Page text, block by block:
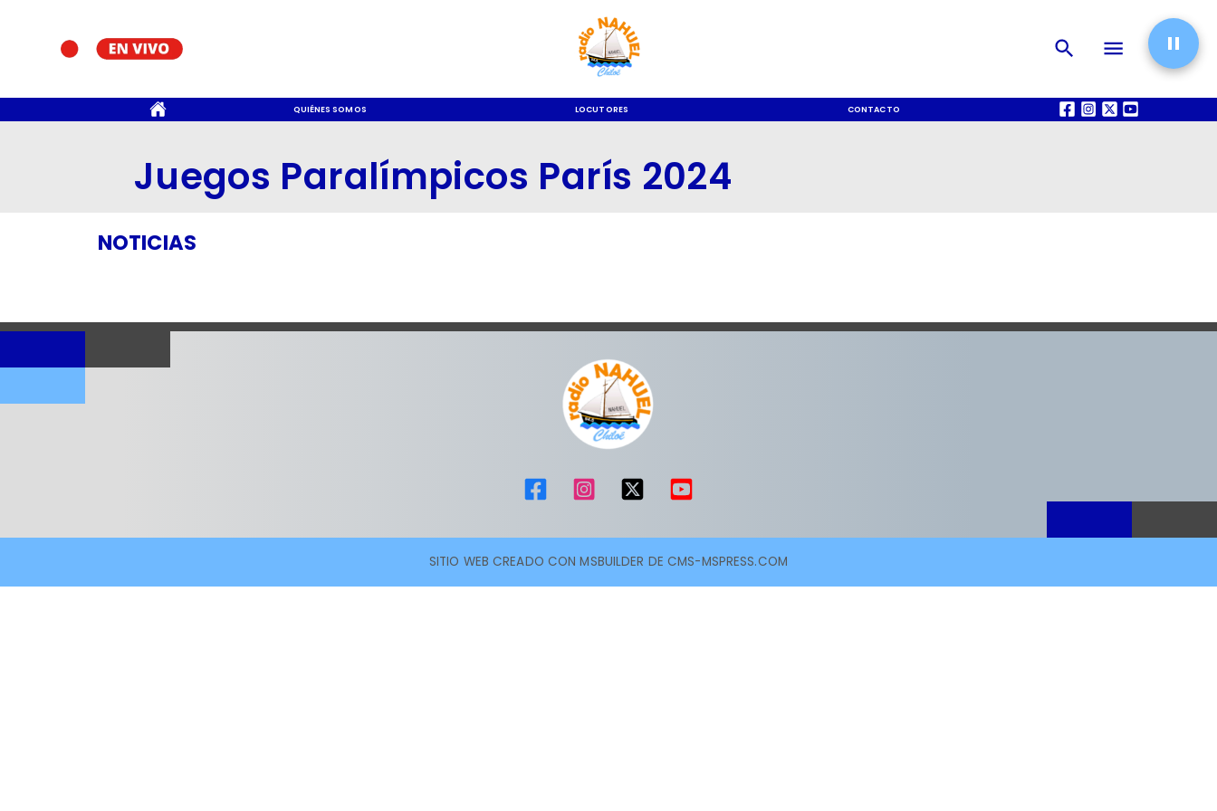
QUIÉNES SOMOS LOCUTORES CONTACTO QUIÉNES SOMOS
Juegos Paralímpicos París 2024
NOTICIAS
SITIO WEB CREADO CON MSBUILDER DE CMS-MSPRESS.COM